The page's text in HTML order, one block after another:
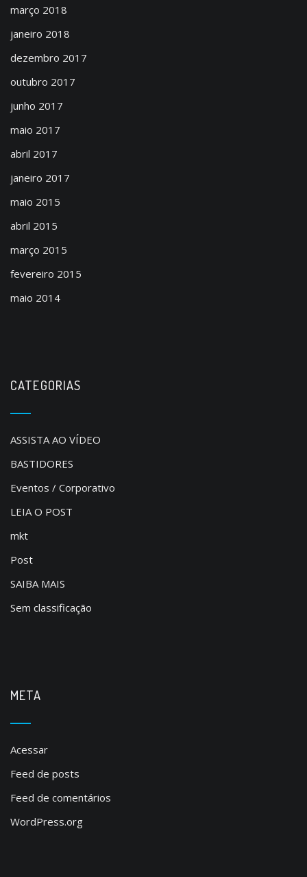
março 2018
janeiro 2018
dezembro 2017
outubro 2017
junho 2017
maio 2017
abril 2017
janeiro 2017
maio 2015
abril 2015
março 2015
fevereiro 2015
maio 2014
CATEGORIAS
ASSISTA AO VÍDEO
BASTIDORES
Eventos / Corporativo
LEIA O POST
mkt
Post
SAIBA MAIS
Sem classificação
META
Acessar
Feed de posts
Feed de comentários
WordPress.org